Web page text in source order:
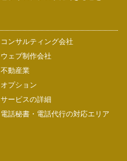
コンサルティング会社
ウェブ制作会社
不動産業
オプション
サービスの詳細
電話秘書・電話代行の対応エリア